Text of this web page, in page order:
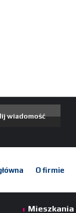
O firmie
Mieszkania